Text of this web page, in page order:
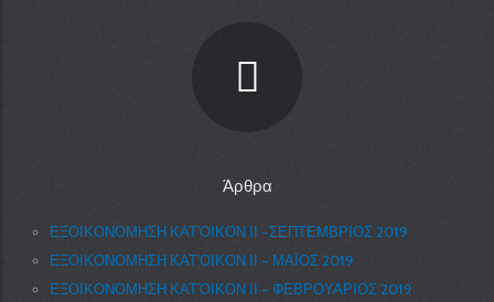
Άρθρα
ΕΞΟΙΚΟΝΟΜΗΣΗ ΚΑΤ’ΟΙΚΟΝ ΙΙ –ΣΕΠΤΕΜΒΡΙΟΣ 2019
ΕΞΟΙΚΟΝΟΜΗΣΗ ΚΑΤ’ΟΙΚΟΝ ΙΙ – ΜΑΪΟΣ 2019
ΕΞΟΙΚΟΝΟΜΗΣΗ ΚΑΤ’ΟΙΚΟΝ ΙΙ – ΦΕΒΡΟΥΑΡΙΟΣ 2019